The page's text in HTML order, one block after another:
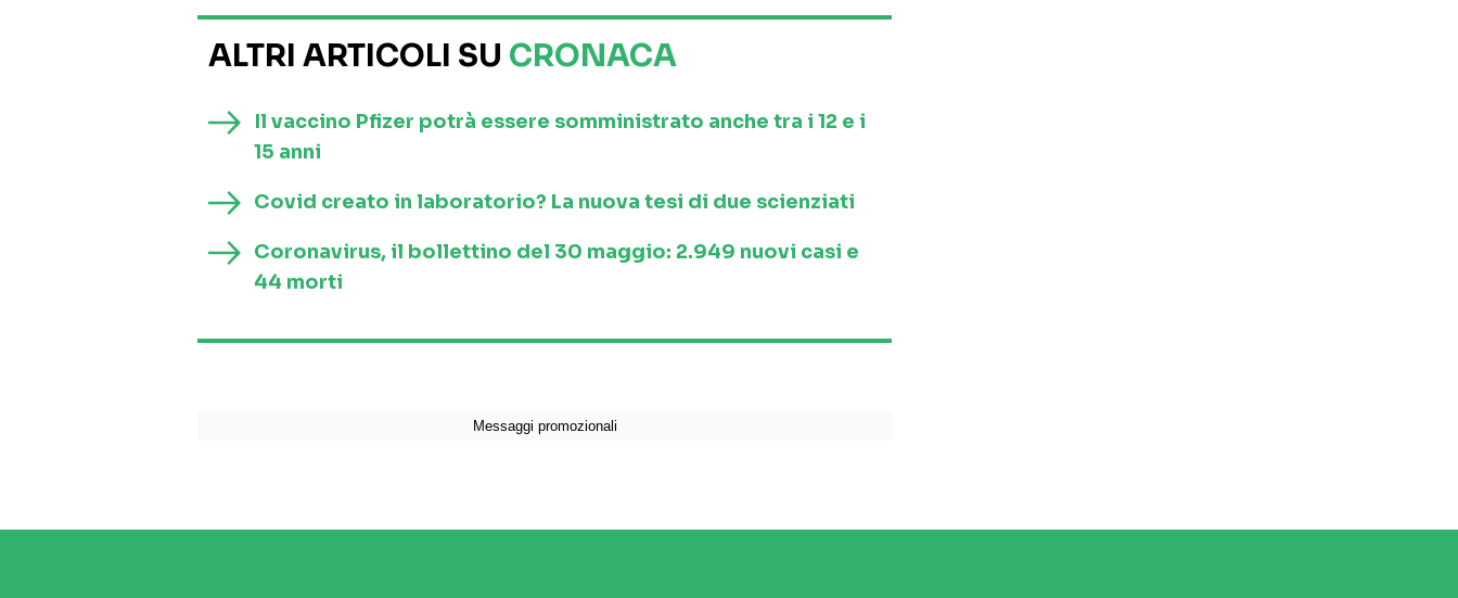
ALTRI ARTICOLI SU CRONACA
Il vaccino Pfizer potrà essere somministrato anche tra i 12 e i
15 anni
Covid creato in laboratorio? La nuova tesi di due scienziati
Coronavirus, il bollettino del 30 maggio: 2.949 nuovi casi e
44 morti